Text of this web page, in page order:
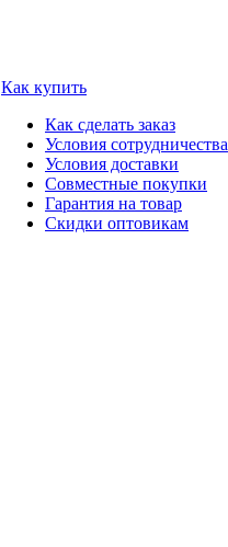
Как купить
Как сделать заказ
Условия сотрудничества
Условия доставки
Совместные покупки
Гарантия на товар
Скидки оптовикам